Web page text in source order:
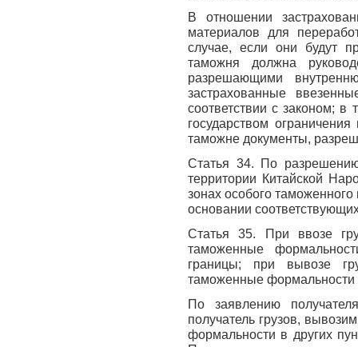
В отношении
материалов для
случае, если они будут
таможня должна
разрешающими
застрахованные
соответствии с законом; в
государством
таможне документы,
Статья 34. По
территории Китайской
зонах особого
основании
Статья 35. При ввозе
таможенные
границы; при вывозе
таможенные формальности
По заявлению
получатель грузов,
формальности в других